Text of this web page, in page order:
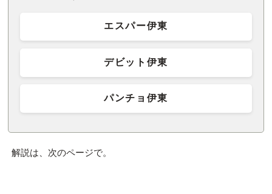
エスパー伊東
デビット伊東
パンチョ伊東
解説は、次のページで。